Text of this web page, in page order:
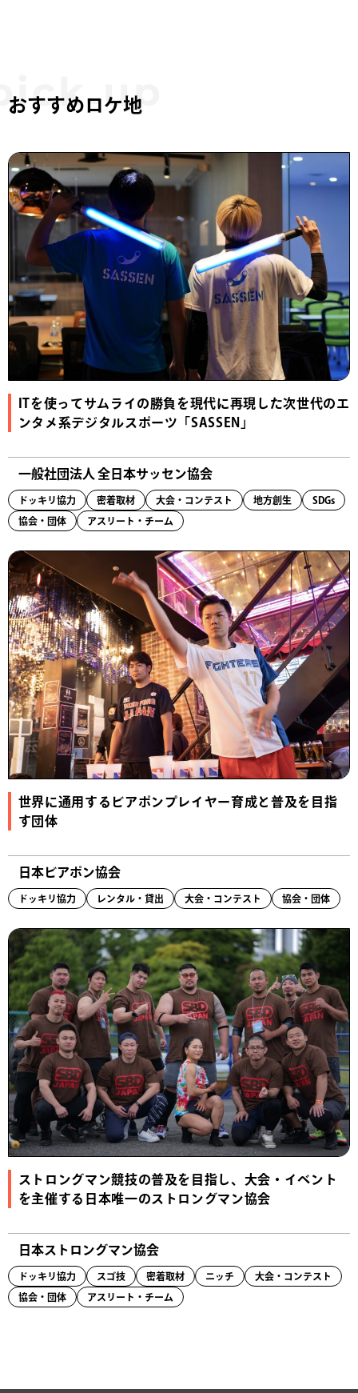
おすすめロケ地
ITを使ってサムライの勝負を現代に再現した次世代のエ
ンタメ系デジタルスポーツ「SASSEN」
一般社団法人 全日本サッセン協会
ドッキリ協力 密着取材 大会・コンテスト 地方創生 SDGs
協会・団体 アスリート・チーム
世界に通用するビアポンプレイヤー育成と普及を目指
す団体
日本ビアポン協会
ドッキリ協力 レンタル・貸出 大会・コンテスト 協会・団体
ストロングマン競技の普及を目指し、大会・イベント
を主催する日本唯一のストロングマン協会
日本ストロングマン協会
ドッキリ協力 スゴ技 密着取材 ニッチ 大会・コンテスト
協会・団体 アスリート・チーム